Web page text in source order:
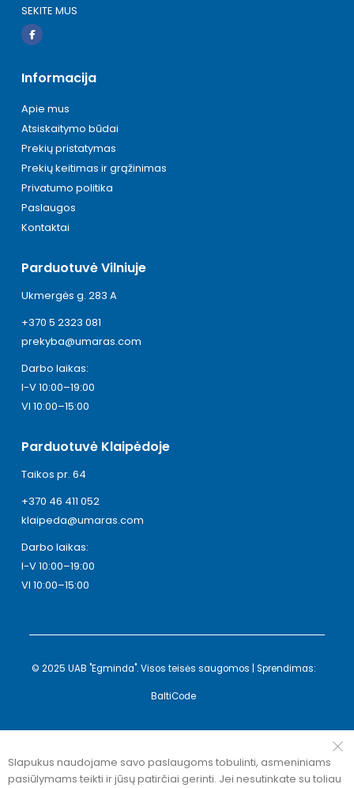
SEKITE MUS
Informacija
Apie mus
Atsiskaitymo būdai
Prekių pristatymas
Prekių keitimas ir grąžinimas
Privatumo politika
Paslaugos
Kontaktai
Parduotuvė Vilniuje
Ukmergės g. 283 A
+370 5 2323 081
prekyba@umaras.com
Darbo laikas:
I-V 10:00–19:00
VI 10:00–15:00
Parduotuvė Klaipėdoje
Taikos pr. 64
+370 46 411 052
klaipeda@umaras.com
Darbo laikas:
I-V 10:00–19:00
VI 10:00–15:00
© 2025 UAB "Egminda". Visos teisės saugomos | Sprendimas:
BaltiCode
Slapukus naudojame savo paslaugoms tobulinti, asmeniniams
pasiūlymams teikti ir jūsų patirčiai gerinti. Jei nesutinkate su toliau